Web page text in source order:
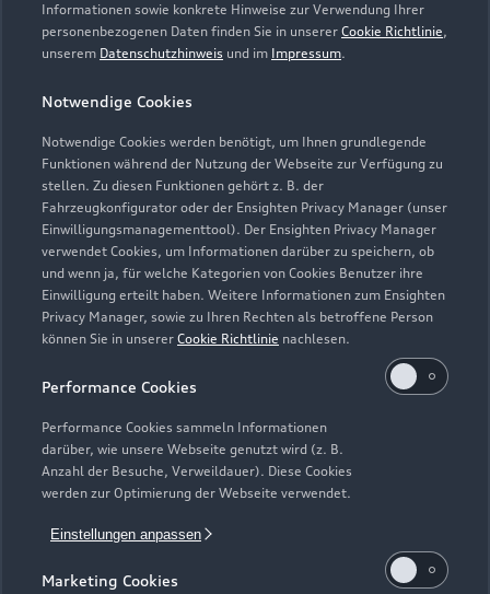
Informationen sowie konkrete Hinweise zur Verwendung Ihrer
personenbezogenen Daten finden Sie in unserer Cookie Richtlinie,
unserem Datenschutzhinweis und im Impressum.
Notwendige Cookies
Notwendige Cookies werden benötigt, um Ihnen grundlegende
Funktionen während der Nutzung der Webseite zur Verfügung zu
stellen. Zu diesen Funktionen gehört z. B. der
Fahrzeugkonfigurator oder der Ensighten Privacy Manager (unser
Einwilligungsmanagementtool). Der Ensighten Privacy Manager
verwendet Cookies, um Informationen darüber zu speichern, ob
und wenn ja, für welche Kategorien von Cookies Benutzer ihre
Einwilligung erteilt haben. Weitere Informationen zum Ensighten
Privacy Manager, sowie zu Ihren Rechten als betroffene Person
können Sie in unserer Cookie Richtlinie nachlesen.
Performance Cookies
Performance Cookies sammeln Informationen
darüber, wie unsere Webseite genutzt wird (z. B.
Anzahl der Besuche, Verweildauer). Diese Cookies
werden zur Optimierung der Webseite verwendet.
Einstellungen anpassen
Marketing Cookies
Service
Schließt bald18:00
Teile- & Zubehörverkauf
Schließt bald18:00
Zurück nach oben
Modelle
Elektromodelle
Plug-in-Hybride
Neuwagensuche
Gebrauchtwagensuche
Service & Zubehör
Saisonale Angebote
Audi Services
Garantie
Support
Über Audi